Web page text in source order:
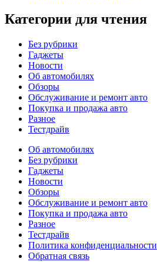
Категории для чтения
Без рубрики
Гаджеты
Новости
Об автомобилях
Обзоры
Обслуживание и ремонт авто
Покупка и продажа авто
Разное
Тестдрайв
Об автомобилях
Без рубрики
Гаджеты
Новости
Обзоры
Обслуживание и ремонт авто
Покупка и продажа авто
Разное
Тестдрайв
Политика конфиденциальности
Обратная связь